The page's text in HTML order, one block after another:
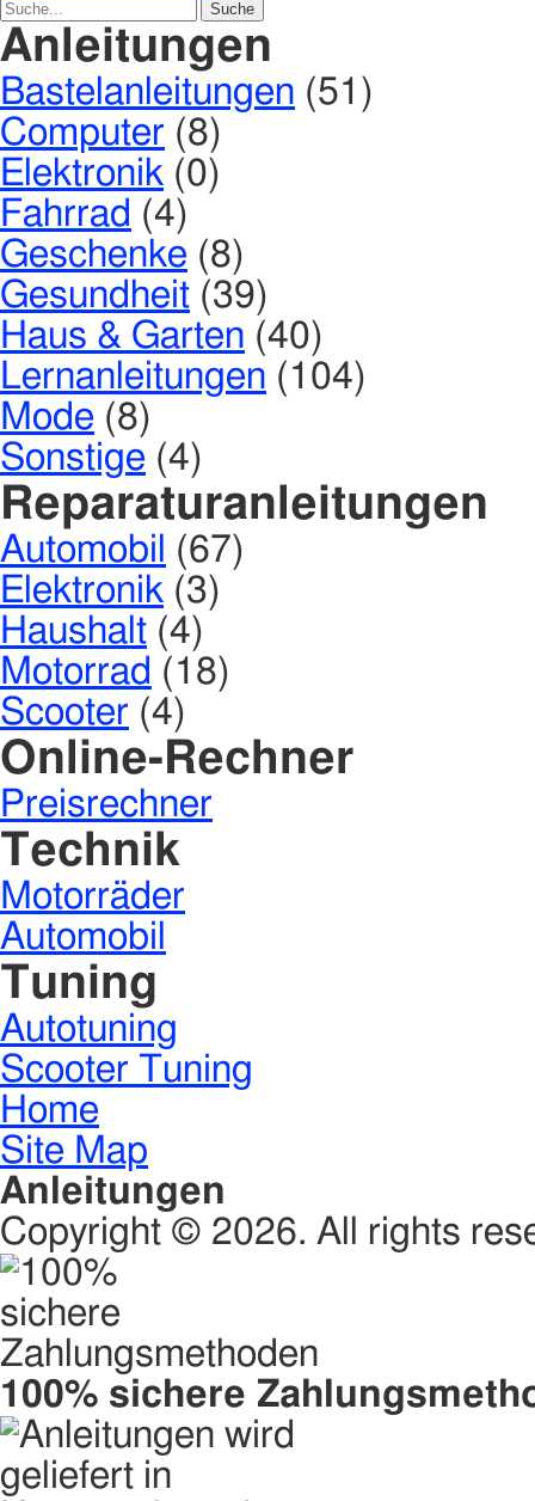
Anleitungen
Bastelanleitungen (51)
Computer (8)
Elektronik (0)
Fahrrad (4)
Geschenke (8)
Gesundheit (39)
Haus & Garten (40)
Lernanleitungen (104)
Mode (8)
Sonstige (4)
Reparaturanleitungen
Automobil
(67)
Elektronik (3)
Haushalt (4)
Motorrad (18)
Scooter (4)
Online-Rechner
Preisrechner
Technik
Motorräder
Automobil
Tuning
Autotuning
Scooter Tuning
Home
Site Map
Anleitungen
Copyright © 2026. All rights
100% sichere